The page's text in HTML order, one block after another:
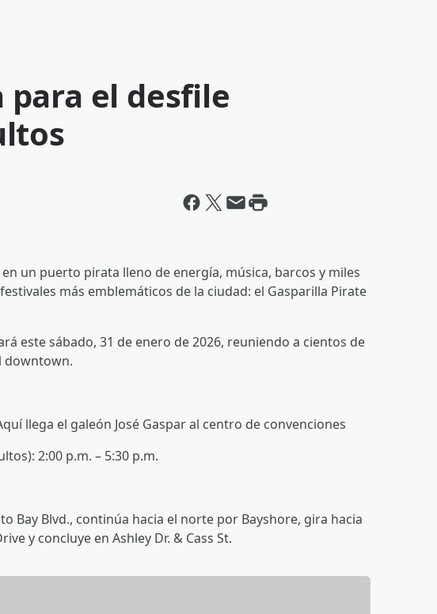
el desfile
un puerto pirata lleno de energía, música, barcos y miles
más emblemáticos de la ciudad: el Gasparilla Pirate
este sábado, 31 de enero de 2026, reuniendo a cientos de
downtown.
llega el galeón José Gaspar al centro de convenciones
2:00 p.m. – 5:30 p.m.
Bay Blvd., continúa hacia el norte por Bayshore, gira hacia
y concluye en Ashley Dr. & Cass St.